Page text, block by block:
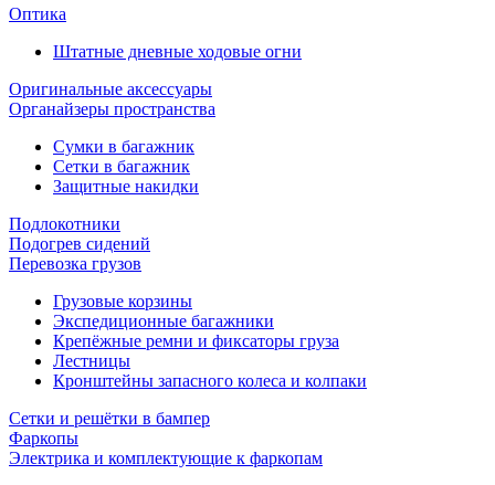
Оптика
Штатные дневные ходовые огни
Оригинальные аксессуары
Органайзеры пространства
Сумки в багажник
Сетки в багажник
Защитные накидки
Подлокотники
Подогрев сидений
Перевозка грузов
Грузовые корзины
Экспедиционные багажники
Крепёжные ремни и фиксаторы груза
Лестницы
Кронштейны запасного колеса и колпаки
Сетки и решётки в бампер
Фаркопы
Электрика и комплектующие к фаркопам